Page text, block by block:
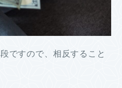
ですので、相反すること